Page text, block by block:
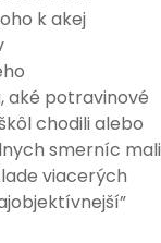
k akej
aké potravinové
chodili alebo
smerníc mali
viacerých